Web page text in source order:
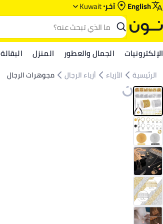
English آخر Kuwait
الإلكترونيات الجمال والعطور المنزل البقالة
الرئيسية الأزياء أزياء الرجال مجوهرات الرجال